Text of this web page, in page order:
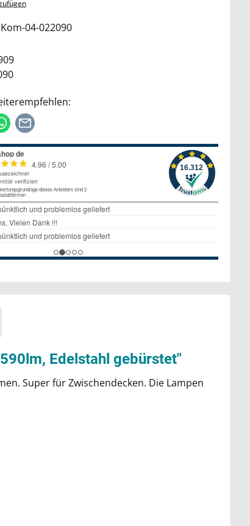
Kom-04-022090
Edelstahl gebürstet"
Super für Zwischendecken. Die Lampen